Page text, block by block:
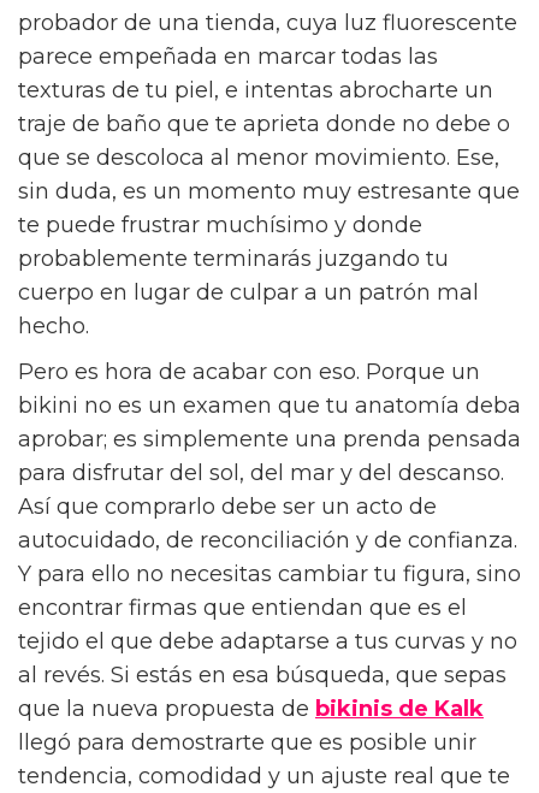
Todas hemos estado ahí. Entras en el
probador de una tienda, cuya luz fluorescente
parece empeñada en marcar todas las
texturas de tu piel, e intentas abrocharte un
traje de baño que te aprieta donde no debe o
que se descoloca al menor movimiento. Ese,
sin duda, es un momento muy estresante que
te puede frustrar muchísimo y donde
probablemente terminarás juzgando tu
cuerpo en lugar de culpar a un patrón mal
hecho.
Pero es hora de acabar con eso. Porque un
bikini no es un examen que tu anatomía deba
aprobar; es simplemente una prenda pensada
para disfrutar del sol, del mar y del descanso.
Así que comprarlo debe ser un acto de
autocuidado, de reconciliación y de confianza.
Y para ello no necesitas cambiar tu figura, sino
encontrar firmas que entiendan que es el
tejido el que debe adaptarse a tus curvas y no
al revés. Si estás en esa búsqueda, que sepas
que la nueva propuesta de bikinis de Kalk
llegó para demostrarte que es posible unir